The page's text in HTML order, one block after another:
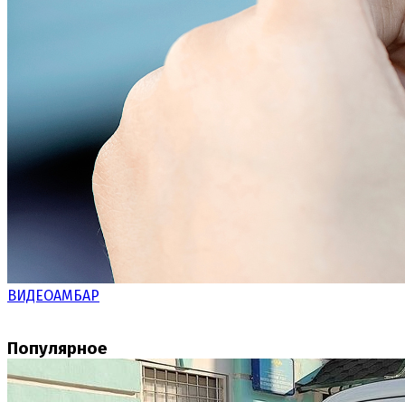
ВИДЕОАМБАР
Популярное